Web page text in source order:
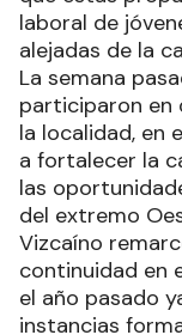
laboral de
alejadas de la
La semana
participaron en
la localidad, en
a fortalecer la
las
del extremo
Vizcaíno
continuidad en
el año pasado
instancias